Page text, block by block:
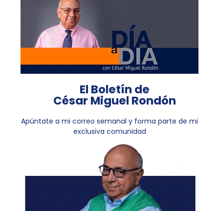
El Boletín de
César Miguel Rondón
Apúntate a mi correo semanal y forma parte de mi
exclusiva comunidad